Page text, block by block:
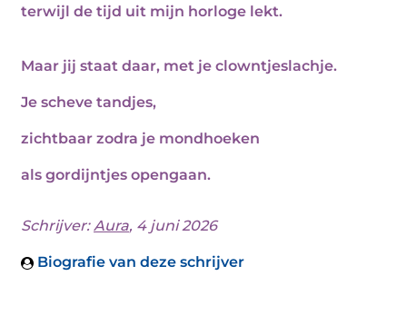
terwijl de tijd uit mijn horloge lekt.
Maar jij staat daar, met je clowntjeslachje.
Je scheve tandjes,
zichtbaar zodra je mondhoeken
als gordijntjes opengaan.
Schrijver:Aura, 4 juni 2026
Biografie van deze schrijver